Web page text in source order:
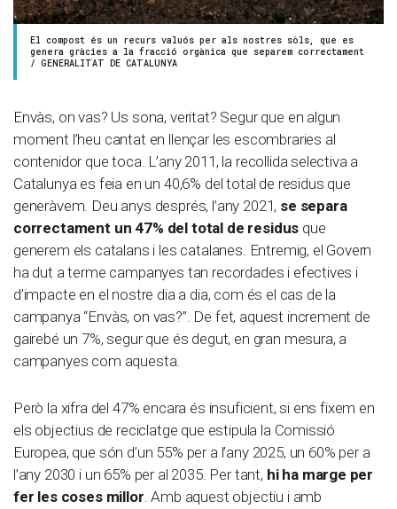
El compost és un recurs valuós per als nostres sòls, que es
genera gràcies a la fracció orgànica que separem correctament
/ GENERALITAT DE CATALUNYA
Envàs, on vas? Us sona, veritat? Segur que en algun
moment l’heu cantat en llençar les escombraries al
contenidor que toca. L’any 2011, la recollida selectiva a
Catalunya es feia en un 40,6% del total de residus que
generàvem. Deu anys després, l’any 2021, se separa
correctament un 47% del total de residus que
generem els catalans i les catalanes. Entremig, el Govern
ha dut a terme campanyes tan recordades i efectives i
d’impacte en el nostre dia a dia, com és el cas de la
campanya “Envàs, on vas?”. De fet, aquest increment de
gairebé un 7%, segur que és degut, en gran mesura, a
campanyes com aquesta.
Però la xifra del 47% encara és insuficient, si ens fixem en
els objectius de reciclatge que estipula la Comissió
Europea, que són d’un 55% per a l’any 2025, un 60% per a
l’any 2030 i un 65% per al 2035. Per tant, hi ha marge per
fer les coses millor. Amb aquest objectiu i amb